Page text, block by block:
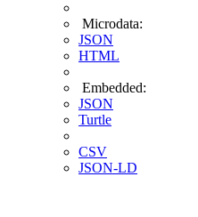
Microdata:
JSON
HTML
Embedded:
JSON
Turtle
CSV
JSON-LD